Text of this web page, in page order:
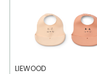
LIEWOOD